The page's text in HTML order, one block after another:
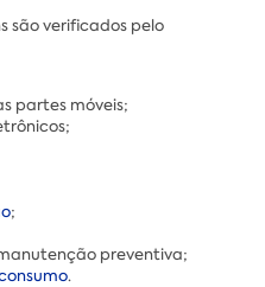
são verificados pelo
partes móveis;
;
preventiva;
.